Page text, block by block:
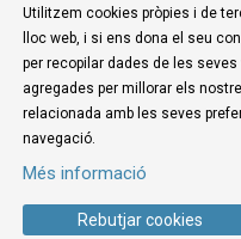
© Museu de la Mediterrània
C. d'Ullà, 27-31 | 17257 Torroella
Tel. 972 755 180 a/e:
Sitemap |
Utilitzem cookies pròpies i de
lloc web, i si ens dona el seu
per recopilar dades de les
agregades per millorar els
relacionada amb les seves
navegació.
Més informació
Rebutjar cookies